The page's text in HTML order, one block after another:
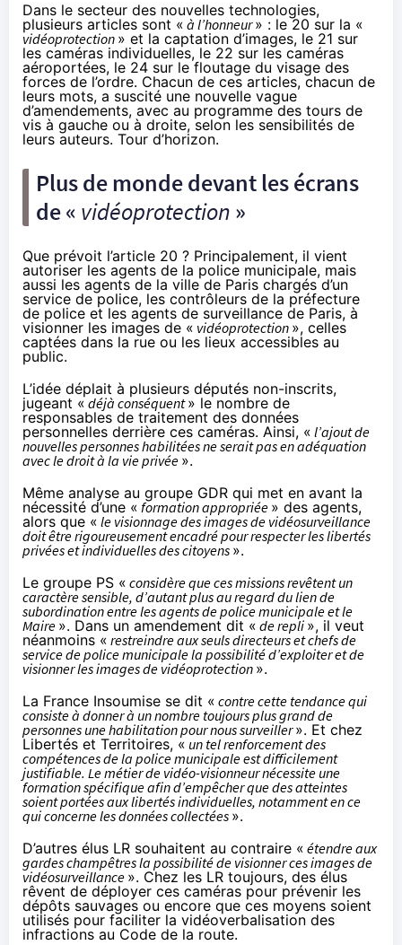
Dans le secteur des nouvelles technologies,
plusieurs articles sont « à l’honneur» : le 20 sur la «
vidéoprotection » et la captation d’images, le 21 sur
les caméras individuelles, le 22 sur les caméras
aéroportées, le 24 sur le floutage du visage des
forces de l’ordre. Chacun de ces articles, chacun de
leurs mots, a suscité une nouvelle vague
d’amendements, avec au programme des tours de
vis à gauche ou à droite, selon les sensibilités de
leurs auteurs. Tour d’horizon.
Plus de monde devant les écrans
de « vidéoprotection »
Que prévoit l’article 20 ? Principalement, il vient
autoriser les agents de la police municipale, mais
aussi les agents de la ville de Paris chargés d’un
service de police, les contrôleurs de la préfecture
de police et les agents de surveillance de Paris, à
visionner les images de « vidéoprotection », celles
captées dans la rue ou les lieux accessibles au
public.
L’idée déplait à plusieurs députés non-inscrits,
jugeant «déjà conséquent» le nombre de
responsables de traitement des données
personnelles derrière ces caméras. Ainsi, « l’ajout de
nouvelles personnes habilitées ne serait pas en adéquation
avec le droit à la vie privée ».
Même analyse au groupe GDR qui met en avant la
nécessité d’une « formation appropriée » des agents,
alors que « le visionnage des images de vidéosurveillance
doit être rigoureusement encadré pour respecter les libertés
privées et individuelles des citoyens ».
Le groupe PS « considère que ces missions revêtent un
caractère sensible, d’autant plus au regard du lien de
subordination entre les agents de police municipale et le
Maire ». Dans un amendement dit « de repli », il veut
néanmoins « restreindre aux seuls directeurs et chefs de
service de police municipale la possibilité d’exploiter et de
visionner les images de vidéoprotection ».
La France Insoumise se dit « contre cette tendance qui
consiste à donner à un nombre toujours plus grand de
personnes une habilitation pour nous surveiller». Et chez
Libertés et Territoires, « un tel renforcement des
compétences de la police municipale est difficilement
justifiable. Le métier de vidéo-visionneur nécessite une
formation spécifique afin d’empêcher que des atteintes
soient portées aux libertés individuelles, notamment en ce
qui concerne les données collectées ».
D’autres élus LR souhaitent au contraire « étendre aux
gardes champêtres la possibilité de visionner ces images de
vidéosurveillance ». Chez les LR toujours, des élus
rêvent de déployer ces caméras pour prévenir les
dépôts sauvages ou encore que ces moyens soient
utilisés pour faciliter la vidéoverbalisation des
infractions au Code de la route.